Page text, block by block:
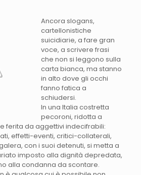
Ancora slogans,
cartellonistiche
suicidiarie, a fare gran
voce, a scrivere frasi
che non si leggono sulla
carta bianca, ma stanno
in alto dove gli occhi
fanno fatica a
schiudersi.
In una Italia costretta
pecoroni, ridotta a
ferita da aggettivi indecifrabili:
effetti-eventi, critici-collaterali,
con i suoi detenuti, si metta a
imposto alla dignità depredata,
alla condanna da scontare.